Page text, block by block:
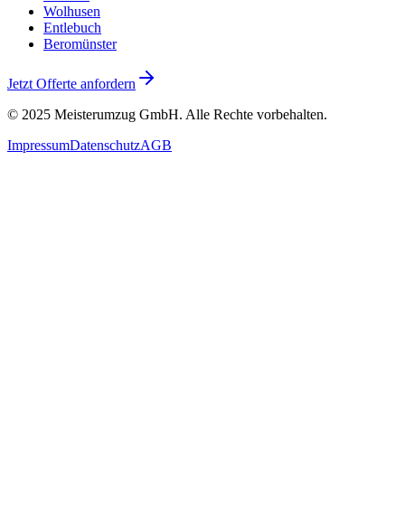
Wolhusen
Entlebuch
Beromünster
Jetzt Offerte anfordern
© 2025 Meisterumzug GmbH. Alle Rechte vorbehalten.
ImpressumDatenschutzAGB